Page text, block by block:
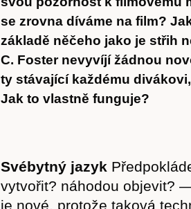
se zrovna díváme na film?
základě něčeho jako je střih
C. Foster nevyvíjí žádnou
ty stávající každému
Jak to vlastně funguje?
Svébytný jazyk
vytvořit? náhodou objevit?
je nové, protože taková